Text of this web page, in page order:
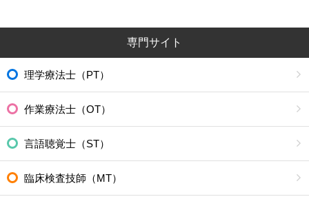
専門サイト
理学療法士（PT）
作業療法士（OT）
言語聴覚士（ST）
臨床検査技師（MT）